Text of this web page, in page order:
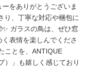
をありがとうございま
り、丁寧な対応や梱包に
ガラスの鳥は、ぜひ窓
表情を楽しんでくださ
ことを、ANTIQUE
）」も嬉しく感じており